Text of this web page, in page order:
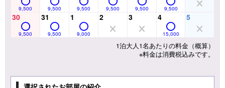
9,500 9,500 9,500 9,500 9,500 9,500
30
9,500
31
9,500
1
9,000
2 3 4
15,000
5
1泊大人1名あたりの料金（概算）
※料金は消費税込みです。